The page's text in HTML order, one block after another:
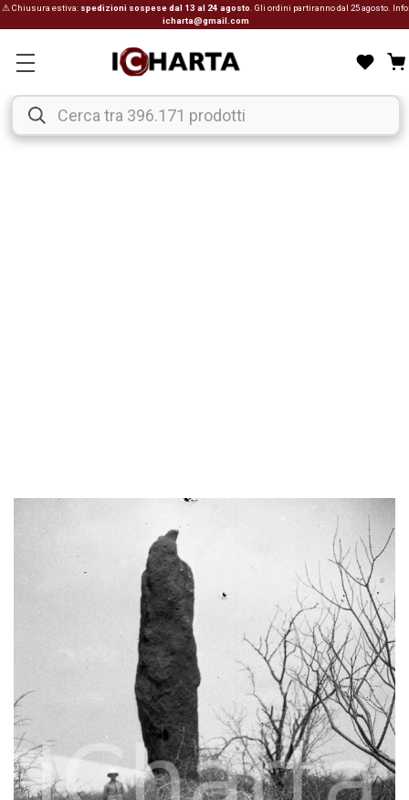
⚠ Chiusura estiva: spedizioni sospese dal 13 al 24 agosto . Gli ordini partiranno dal 25 agosto. Info:
icharta@gmail.com